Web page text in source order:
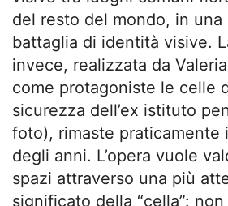
del resto del mondo, in una
battaglia di identità visive.
invece, realizzata da
come protagoniste le celle
sicurezza dell’ex istituto
foto), rimaste praticamente
degli anni. L’opera vuole
spazi attraverso una più
significato della “cella”: